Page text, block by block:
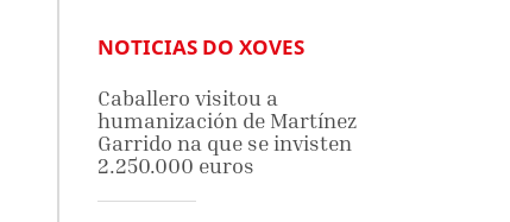
NOTICIAS DO XOVES
Caballero visitou a
humanización de Martínez
Garrido na que se invisten
2.250.000 euros